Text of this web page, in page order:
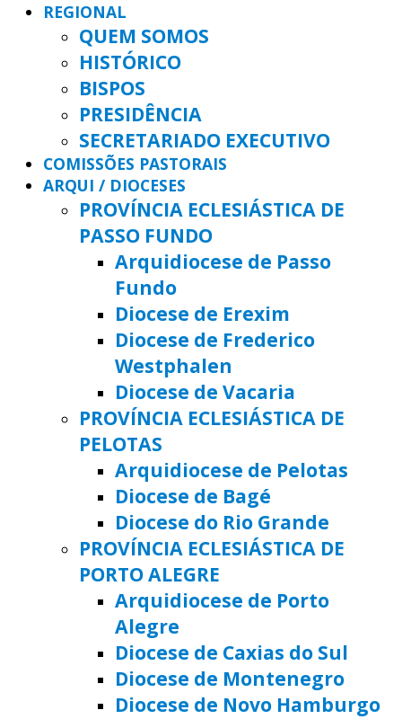
REGIONAL
QUEM SOMOS
HISTÓRICO
BISPOS
PRESIDÊNCIA
SECRETARIADO EXECUTIVO
COMISSÕES PASTORAIS
ARQUI / DIOCESES
PROVÍNCIA ECLESIÁSTICA DE
PASSO FUNDO
Arquidiocese de Passo
Fundo
Diocese de Erexim
Diocese de Frederico
Westphalen
Diocese de Vacaria
PROVÍNCIA ECLESIÁSTICA DE
PELOTAS
Arquidiocese de Pelotas
Diocese de Bagé
Diocese do Rio Grande
PROVÍNCIA ECLESIÁSTICA DE
PORTO ALEGRE
Arquidiocese de Porto
Alegre
Diocese de Caxias do Sul
Diocese de Montenegro
Diocese de Novo Hamburgo